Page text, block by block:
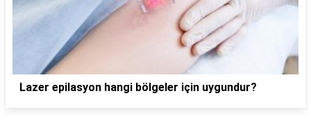
Lazer epilasyon hangi bölgeler için uygundur?